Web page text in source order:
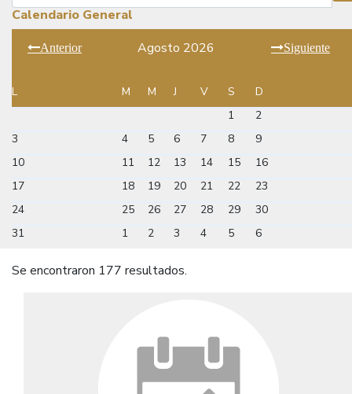
Calendario General
Anterior Agosto 2026 Siguiente
L M M J V S
D
1
2
3
4 5 6 7 8
9
10
11 12 13 14 15
16
17
18 19 20 21 22
23
24
25 26 27 28 29
30
31
1 2 3 4 5 6
Se encontraron 177 resultados.